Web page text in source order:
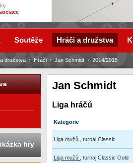
Jan Schmidt
Liga hráčů
Kategorie
Liga mužů , turnaj Classic
Liga mužů , turnaj Classic Gold
družstva › Hráči › Jan Schmidt › 2014/2015
Soutěže Hráči a družstva
hry